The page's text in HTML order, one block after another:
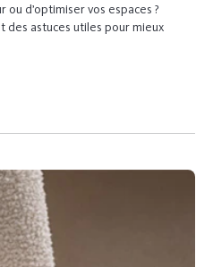
d’optimiser vos espaces ?
des astuces utiles pour mieux